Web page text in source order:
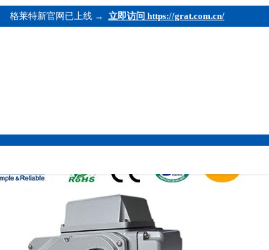
格莱特新官网已上线 → 立即访问 https://grat.com.cn/